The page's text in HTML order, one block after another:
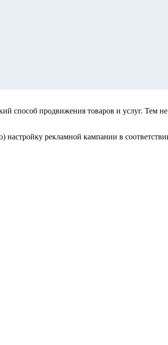
способ продвижения товаров и услуг. Тем
рекламной кампании в